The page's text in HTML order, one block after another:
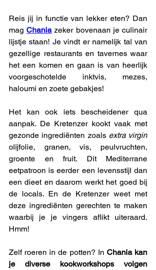
Reis jij in functie van lekker eten? Dan
mag Chania zeker bovenaan je culinair
lijstje staan! Je vindt er namelijk tal van
gezellige restaurants en tavernes waar
het een komen en gaan is van heerlijk
voorgeschotelde inktvis, mezes,
haloumi en zoete gebakjes!
Het kan ook iets bescheidener qua
aanpak. De Kretenzer kookt vaak met
gezonde ingrediënten zoals extra virgin
olijfolie, granen, vis, peulvruchten,
groente en fruit. Dit Mediterrane
eetpatroon is eerder een levensstijl dan
een dieet en daarom werkt het goed bij
de locals. En de Kretenzer weet met
deze ingrediënten gerechten te maken
waarbij je je vingers aflikt uiteraard.
Hmm!
Zelf roeren in de potten? In Chania kan
je diverse kookworkshops volgen